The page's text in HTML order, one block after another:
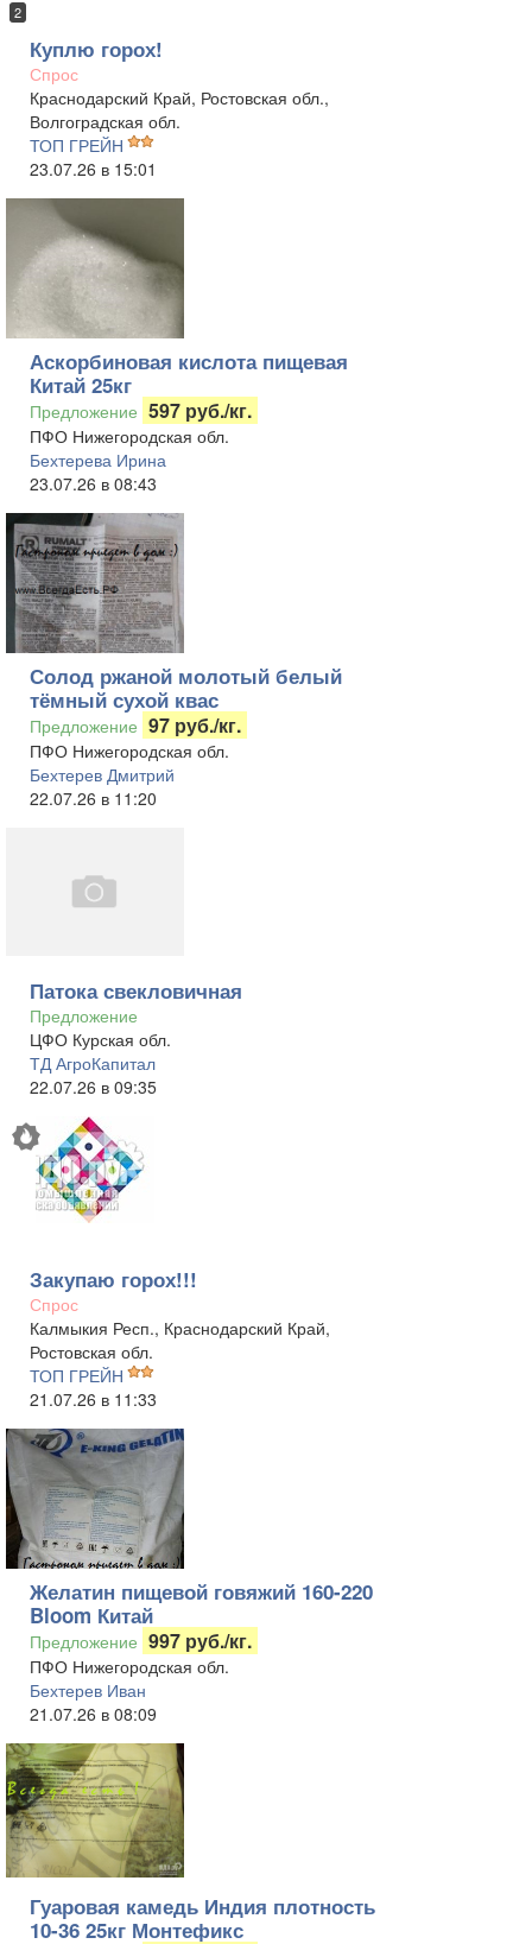
2
Куплю горох!
Спрос
Краснодарский Край, Ростовская обл.,
Волгоградская обл.
ТОП ГРЕЙН
23.07.26 в 15:01
Аскорбиновая кислота пищевая
Китай 25кг
Предложение 597 руб./кг.
ПФО Нижегородская обл.
Бехтерева Ирина
23.07.26 в 08:43
Солод ржаной молотый белый
тёмный сухой квас
Предложение 97 руб./кг.
ПФО Нижегородская обл.
Бехтерев Дмитрий
22.07.26 в 11:20
Патока свекловичная
Предложение
ЦФО Курская обл.
ТД АгроКапитал
22.07.26 в 09:35
Закупаю горох!!!
Спрос
Калмыкия Респ., Краснодарский Край,
Ростовская обл.
ТОП ГРЕЙН
21.07.26 в 11:33
Желатин пищевой говяжий 160-220
Bloom Китай
Предложение 997 руб./кг.
ПФО Нижегородская обл.
Бехтерев Иван
21.07.26 в 08:09
Гуаровая камедь Индия плотность
10-36 25кг Монтефикс